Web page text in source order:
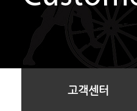
고객센터